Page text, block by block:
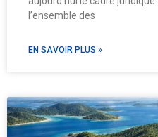
l’ensemble des
EN SAVOIR PLUS »